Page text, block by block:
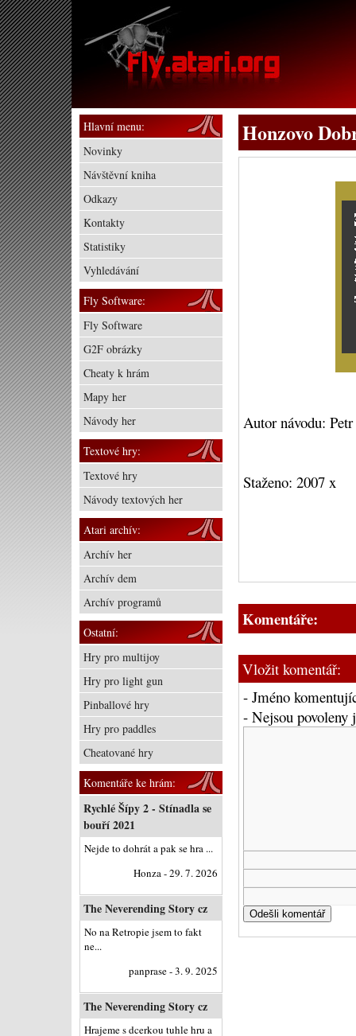
Honzovo
Autor návodu: Petr
Staženo: 2007 x
Komentáře:
Vložit komentář:
- Jméno
- Nejsou
Hlavní menu:
Novinky
Návštěvní kniha
Odkazy
Kontakty
Statistiky
Vyhledávání
Fly Software:
Fly Software
G2F obrázky
Cheaty k hrám
Mapy her
Návody her
Textové hry:
Textové hry
Návody textových her
Atari archív:
Archív her
Archív dem
Archív programů
Ostatní:
Hry pro multijoy
Hry pro light gun
Pinballové hry
Hry pro paddles
Cheatované hry
Komentáře ke hrám:
Rychlé Šípy 2 - Stínadla se
bouří 2021
Nejde to dohrát a pak se hra ...
Honza - 29. 7. 2026
The Neverending Story cz
No na Retropie jsem to fakt
ne...
panprase - 3. 9. 2025
The Neverending Story cz
Hrajeme s dcerkou tuhle hru a